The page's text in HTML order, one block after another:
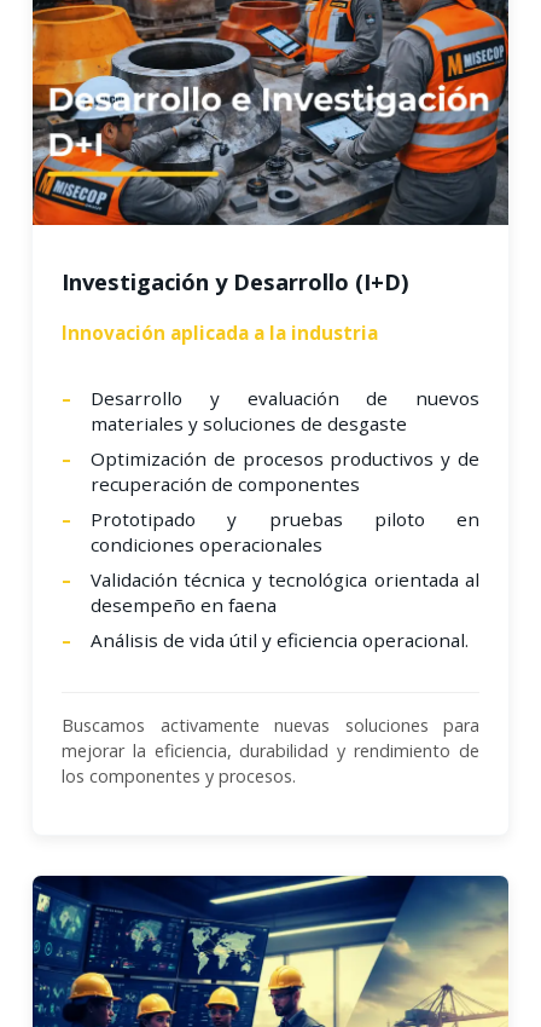
Investigación y Desarrollo (I+D)
Innovación aplicada a la industria
Desarrollo y evaluación de nuevos
materiales y soluciones de desgaste
Optimización de procesos productivos y de
recuperación de componentes
Prototipado y pruebas piloto en
condiciones operacionales
Validación técnica y tecnológica orientada al
desempeño en faena
Análisis de vida útil y eficiencia operacional.
Buscamos activamente nuevas soluciones para
mejorar la eficiencia, durabilidad y rendimiento de
los componentes y procesos.